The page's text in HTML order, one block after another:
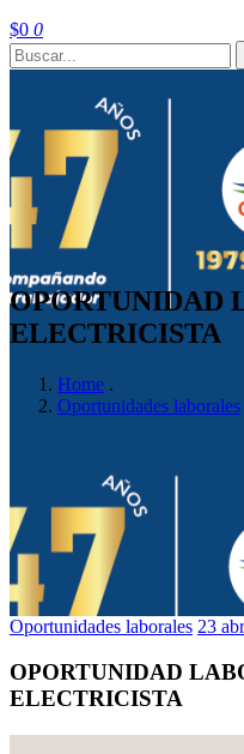
$0 0
OPORTUNIDAD
ELECTRICISTA
Home .
Oportunidades laborales
Oportunidades laborales 23
OPORTUNIDAD
ELECTRICISTA